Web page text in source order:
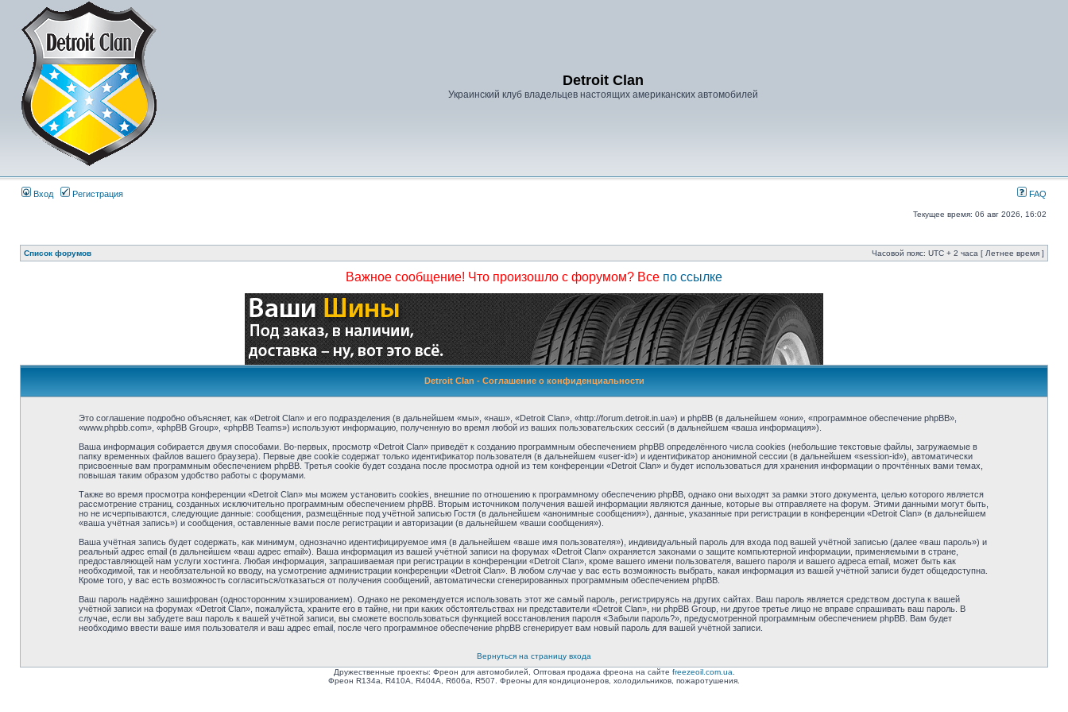
Detroit Clan
Украинский клуб владельцев настоящих американских автомобилей
Вход Регистрация FAQ
Текущее время: 06 авг 2026, 16:02
Список форумов Часовой пояс: UTC + 2 часа [ Летнее время ]
Важное сообщение! Что произошло с форумом? Все по ссылке
Detroit Clan - Соглашение о конфиденциальности
Это соглашение подробно объясняет, как «Detroit Clan» и его подразделения (в дальнейшем «мы», «наш», «Detroit Clan», «http://forum.detroit.in.ua») и phpBB (в дальнейшем «они», «программное обеспечение phpBB»,
«www.phpbb.com», «phpBB Group», «phpBB Teams») используют информацию, полученную во время любой из ваших пользовательских сессий (в дальнейшем «ваша информация»).
Ваша информация собирается двумя способами. Во-первых, просмотр «Detroit Clan» приведёт к созданию программным обеспечением phpBB определённого числа cookies (небольшие текстовые файлы, загружаемые в
папку временных файлов вашего браузера). Первые две cookie содержат только идентификатор пользователя (в дальнейшем «user-id») и идентификатор анонимной сессии (в дальнейшем «session-id»), автоматически
присвоенные вам программным обеспечением phpBB. Третья cookie будет создана после просмотра одной из тем конференции «Detroit Clan» и будет использоваться для хранения информации о прочтённых вами темах,
повышая таким образом удобство работы с форумами.
Также во время просмотра конференции «Detroit Clan» мы можем установить cookies, внешние по отношению к программному обеспечению phpBB, однако они выходят за рамки этого документа, целью которого является
рассмотрение страниц, созданных исключительно программным обеспечением phpBB. Вторым источником получения вашей информации являются данные, которые вы отправляете на форум. Этими данными могут быть,
но не исчерпываются, следующие данные: сообщения, размещённые под учётной записью Гостя (в дальнейшем «анонимные сообщения»), данные, указанные при регистрации в конференции «Detroit Clan» (в дальнейшем
«ваша учётная запись») и сообщения, оставленные вами после регистрации и авторизации (в дальнейшем «ваши сообщения»).
Ваша учётная запись будет содержать, как минимум, однозначно идентифицируемое имя (в дальнейшем «ваше имя пользователя»), индивидуальный пароль для входа под вашей учётной записью (далее «ваш пароль») и
реальный адрес email (в дальнейшем «ваш адрес email»). Ваша информация из вашей учётной записи на форумах «Detroit Clan» охраняется законами о защите компьютерной информации, применяемыми в стране,
предоставляющей нам услуги хостинга. Любая информация, запрашиваемая при регистрации в конференции «Detroit Clan», кроме вашего имени пользователя, вашего пароля и вашего адреса email, может быть как
необходимой, так и необязательной ко вводу, на усмотрение администрации конференции «Detroit Clan». В любом случае у вас есть возможность выбрать, какая информация из вашей учётной записи будет общедоступна.
Кроме того, у вас есть возможность согласиться/отказаться от получения сообщений, автоматически сгенерированных программным обеспечением phpBB.
Ваш пароль надёжно зашифрован (односторонним хэшированием). Однако не рекомендуется использовать этот же самый пароль, регистрируясь на других сайтах. Ваш пароль является средством доступа к вашей
учётной записи на форумах «Detroit Clan», пожалуйста, храните его в тайне, ни при каких обстоятельствах ни представители «Detroit Clan», ни phpBB Group, ни другое третье лицо не вправе спрашивать ваш пароль. В
случае, если вы забудете ваш пароль к вашей учётной записи, вы сможете воспользоваться функцией восстановления пароля «Забыли пароль?», предусмотренной программным обеспечением phpBB. Вам будет
необходимо ввести ваше имя пользователя и ваш адрес email, после чего программное обеспечение phpBB сгенерирует вам новый пароль для вашей учётной записи.
Вернуться на страницу входа
Дружественные проекты: Фреон для автомобилей, Оптовая продажа фреона на сайте freezeoil.com.ua
Фреон R134a, R410A, R404A, R606a, R507. Фреоны для кондиционеров, холодильников, пожаротушения.